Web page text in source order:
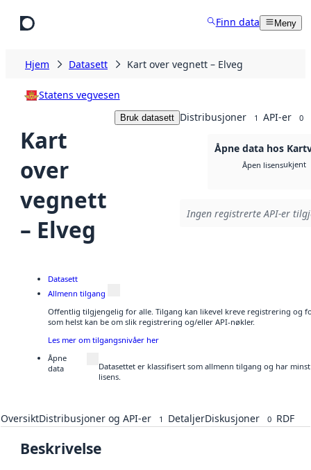
Finn data Meny
Hjem Datasett Kart over vegnett – Elveg
Statens vegvesen
Kart
over
vegnett
– Elveg
Bruk datasett Distribusjoner 1 API-er 0
Åpne data hos
Åpen lisensukjent
Ingen registrerte API-er
Datasett
Allmenn tilgang
Offentlig tilgjengelig for alle. Tilgang kan likevel kreve registrering og
som helst kan be om slik registrering og/eller API-nøkler.
Les mer om tilgangsnivåer her
Åpne
data
Datasettet er klassifisert som allmenn tilgang og har
lisens.
OversiktDistribusjoner og API-er 1 DetaljerDiskusjoner 0 RDF
Beskrivelse